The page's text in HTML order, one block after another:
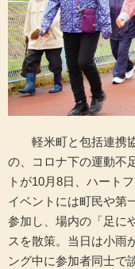
軽米町と包括連携協
の、コロナ下の運動不
トが10月8日、ハート
イベントには町民や第
参加し、場内の「足に
スを散策。当日は小雨
ング中に参加者同士で